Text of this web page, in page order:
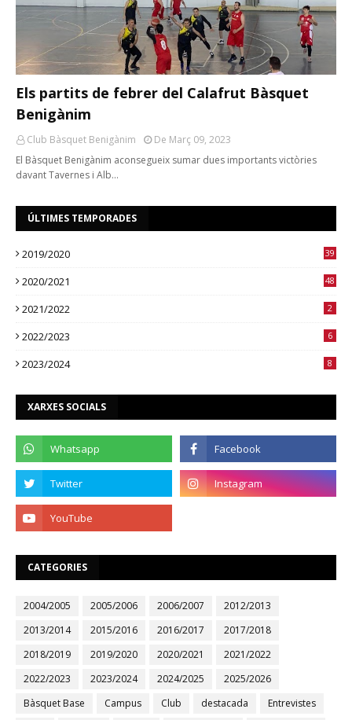
Els partits de febrer del Calafrut Bàsquet
Benigànim
Club Bàsquet Benigànim
De Març 09, 2023
El Bàsquet Benigànim aconsegueix sumar dues importants victòries
davant Tavernes i Alb…
ÚLTIMES TEMPORADES
2019/2020 39
2020/2021 48
2021/2022 2
2022/2023 6
2023/2024 8
XARXES SOCIALS
CATEGORIES
2004/2005 2005/2006 2006/2007
2012/2013
2013/2014
2015/2016 2016/2017
2017/2018
2018/2019
2019/2020 2020/2021
2021/2022
2022/2023
2023/2024 2024/2025
2025/2026
Bàsquet Base
Campus Club destacada
Entrevistes